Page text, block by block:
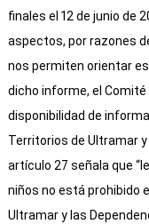
finales el 12 de junio de
aspectos, por razones
nos permiten orientar
dicho informe, el
disponibilidad de
Territorios de Ultramar y
artículo 27 señala que
niños no está prohibido
Ultramar y las